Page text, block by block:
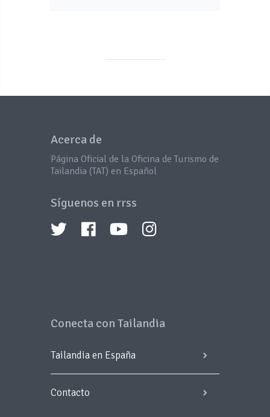
Acerca de
Página Oficial de la Oficina de Turismo de
Tailandia (TAT) en Español
Síguenos en rrss
Conecta con Tailandia
Tailandia en España
Contacto